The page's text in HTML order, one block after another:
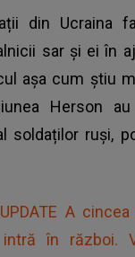
din Ucraina
sar și ei în
așa cum știu
Herson
soldaților ruși,
A
intră în război.